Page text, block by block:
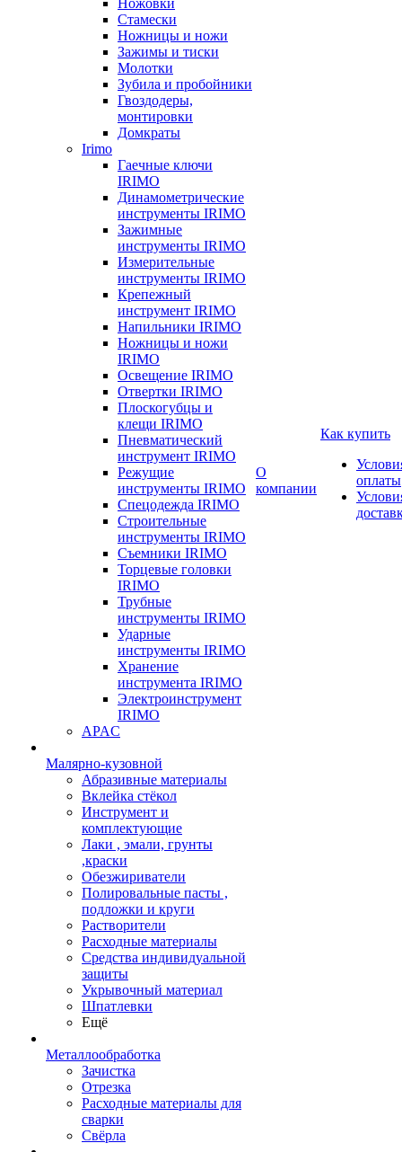
Ножовки
Стамески
Ножницы и ножи
Зажимы и тиски
Молотки
Зубила и пробойники
Гвоздодеры,
монтировки
Домкраты
Irimo
Гаечные ключи
IRIMO
Динамометрические
инструменты IRIMO
Зажимные
инструменты IRIMO
Измерительные
инструменты IRIMO
Крепежный
инструмент IRIMO
Напильники IRIMO
Ножницы и ножи
IRIMO
Освещение IRIMO
Отвертки IRIMO
Плоскогубцы и
клещи IRIMO
Пневматический
инструмент IRIMO
Режущие
инструменты IRIMO
Спецодежда IRIMO
Строительные
инструменты IRIMO
Съемники IRIMO
Торцевые головки
IRIMO
Трубные
инструменты IRIMO
Ударные
инструменты IRIMO
Хранение
инструмента IRIMO
Электроинструмент
IRIMO
APAC
Малярно-кузовной
Абразивные материалы
Вклейка стёкол
Инструмент и
комплектующие
Лаки , эмали, грунты
,краски
Обезжириватели
Полировальные пасты ,
подложки и круги
Растворители
Расходные материалы
Средства индивидуальной
защиты
Укрывочный материал
Шпатлевки
Ещё
Металлообработка
Зачистка
Отрезка
Расходные материалы для
сварки
Свёрла
О
компании
Как купить
оплаты